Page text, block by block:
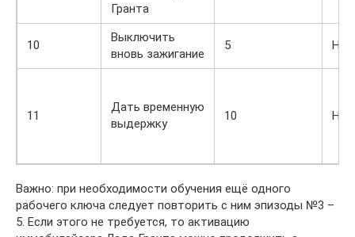
Гранта
10
Выключить
вновь зажигание
5 Нет
11
Дать временную
выдержку
10 Нет
Важно: при необходимости обучения ещё одного
рабочего ключа следует повторить с ним эпизоды №3 –
5. Если этого не требуется, то активацию